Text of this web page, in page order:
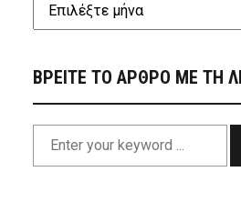
ΒΡΕΙΤΕ ΤΟ ΑΡΘΡΟ ΜΕ ΤΗ